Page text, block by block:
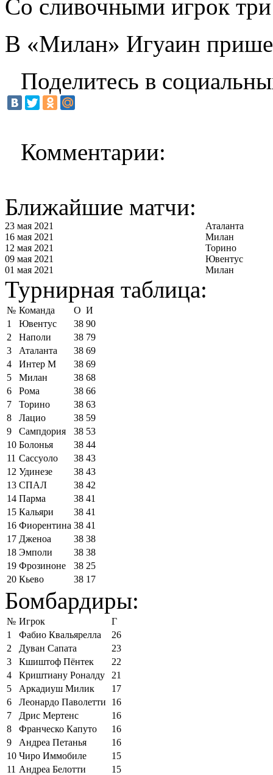
Со сливочными игрок
В «Милан» Игуаин
Поделитесь в
Комментарии:
Ближайшие матчи:
23 мая 2021
Аталанта
16 мая 2021
Милан
12 мая 2021
Торино
09 мая 2021
Ювентус
01 мая 2021
Милан
Турнирная таблица:
№ Команда О И
1
Ювентус 38 90
2
Наполи 38 79
3
Аталанта 38 69
4
Интер М 38 69
5
Милан 38 68
6
Рома 38 66
7
Торино 38 63
8
Лацио 38 59
9
Сампдория 38 53
10 Болонья 38 44
11 Сассуоло 38 43
12 Удинезе 38 43
13 СПАЛ 38 42
14 Парма 38 41
15 Кальяри 38 41
16 Фиорентина 38 41
17 Дженоа 38 38
18 Эмполи 38 38
19 Фрозиноне 38 25
20 Кьево 38 17
Бомбардиры:
№ Игрок
Г
1
Фабио Квальярелла
26
2
Дуван Сапата
23
3
Кшиштоф Пёнтек
22
4
Криштиану Роналду
21
5
Аркадиуш Милик
17
6
Леонардо Паволетти
16
7
Дрис Мертенс
16
8
Франческо Капуто
16
9
Андреа Петанья
16
10 Чиро Иммобиле
15
11 Андреа Белотти
15